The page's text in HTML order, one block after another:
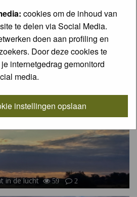
cookies om de inhoud van
te delen via Social Media.
doen aan profiling en
Door deze cookies te
internetgedrag gemonitord
media.
instellingen opslaan
in de lucht 59 2